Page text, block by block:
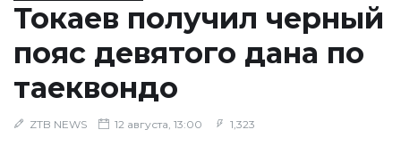
Токаев получил черный
пояс девятого дана по
таеквондо
ZTB NEWS 12 августа, 13:00 1,323